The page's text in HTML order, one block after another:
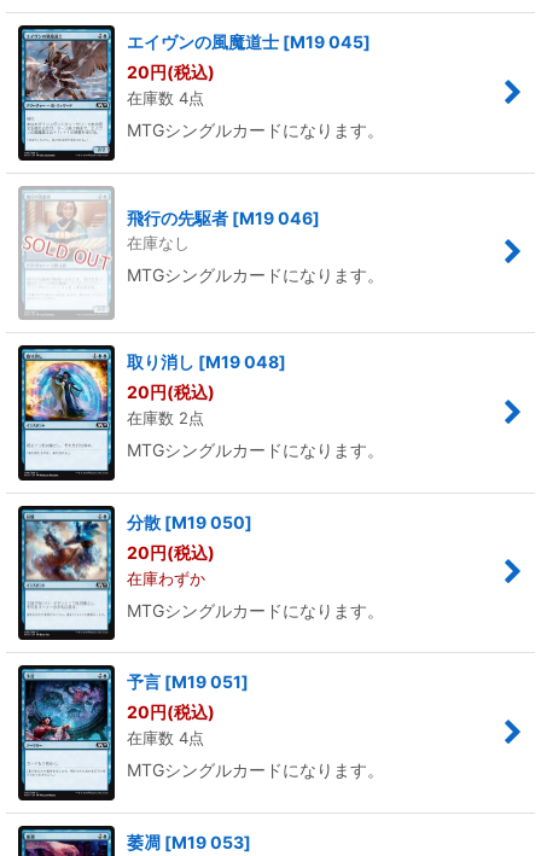
エイヴンの風魔道士 [M19 045]
20円(税込)
在庫数 4点
MTGシングルカードになります。
飛行の先駆者 [M19 046]
在庫なし
MTGシングルカードになります。
取り消し [M19 048]
20円(税込)
在庫数 2点
MTGシングルカードになります。
分散 [M19 050]
20円(税込)
在庫わずか
MTGシングルカードになります。
予言 [M19 051]
20円(税込)
在庫数 4点
MTGシングルカードになります。
萎凋 [M19 053]